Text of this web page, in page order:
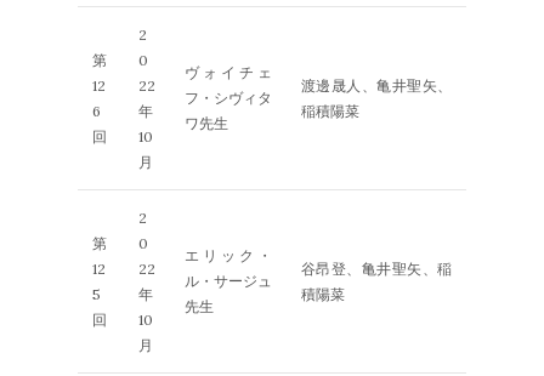
第
12
6
回
2
0
22
年
10
月
ヴォイチェ
フ・シヴィタ
ワ先生
渡邊晟人、亀井聖矢、
稲積陽菜
第
12
5
回
2
0
22
年
10
月
エリック・
ル・サージュ
先生
谷昂登、亀井聖矢、稲
積陽菜